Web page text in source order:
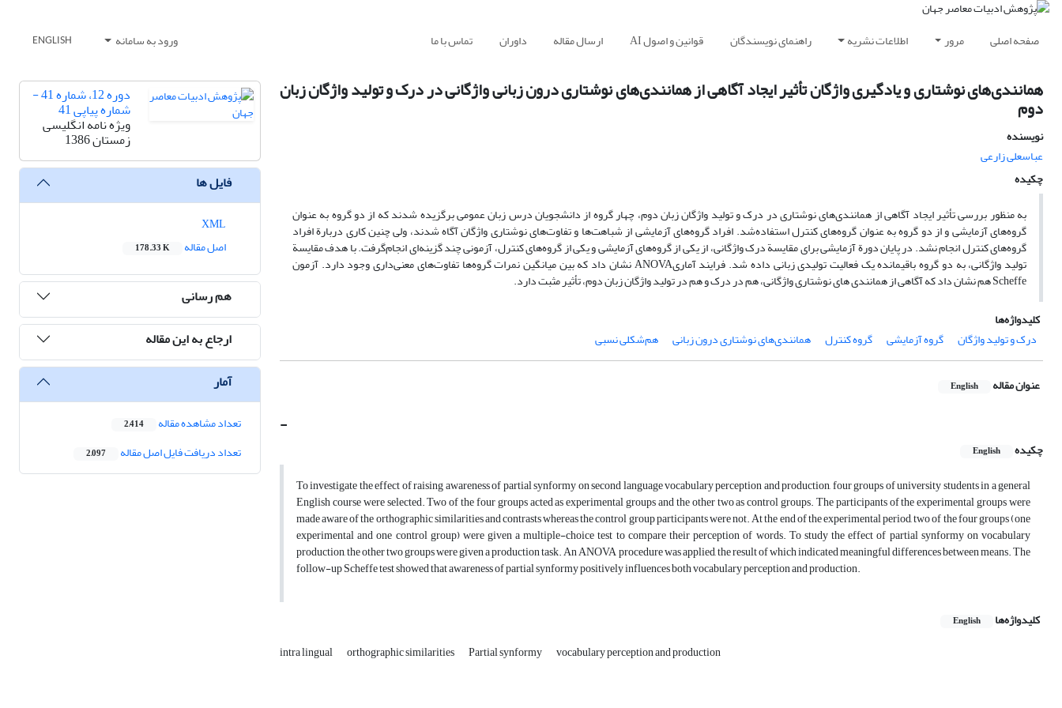
صفحه اصلی مرور اطلاعات نشریه راهنمای نویسندگان قوانین و اصول AI ارسال مقاله داوران تماس با ما ورود به سامانه ENGLISH
همانندی‌های نوشتاری و یادگیری واژگان تأثیر ایجاد آگاهی از همانندی‌های نوشتاری درون زبانی واژگانی در درک و تولید واژگان زبان
دوم
نویسنده
عباسعلی زارعی
چکیده
به منظور بررسی تأثیر ایجاد آگاهی از همانندی‌های نوشتاری در درک و تولید واژگان زبان دوم، چهار گروه از دانشجویان درس زبان عمومی برگزیده شدند که از دو گروه به عنوان
گروه‌های آزمایشی و از دو گروه به عنوان گروه‌های کنترل استفاده‌شد. افراد گروه‌های آزمایشی از شباهت‌ها و تفاوت‌های نوشتاری واژگان آگاه شدند، ولی چنین کاری دربارة افراد
گروه‌های کنترل انجام نشد. در پایان دورة آزمایشی برای مقایسة درک واژگانی، از یکی از گروه‌های آزمایشی و یکی از گروه‌های کنترل، آزمونی چند گزینه‌ای انجام‌گرفت. با هدف مقایسة
تولید واژگانی، به دو گروه باقیمانده یک فعالیت تولیدی زبانی داده شد. فرایند آماریANOVA نشان داد که بین میانگین نمرات گروه‌ها تفاوت‌های معنی‌داری وجود دارد. آزمون
Scheffe هم نشان داد که آگاهی از همانندی های نوشتاری واژگانی، هم در درک و هم در تولید واژگان زبان دوم، تأثیر مثبت دارد.
کلیدواژه‌ها
درک و تولید واژگان
گروه آزمایشی گروه کنترل همانندی‌های نوشتاری درون زبانی هم‌شکلی نسبی
عنوان مقاله English
-
چکیده English
To investigate the effect of raising awareness of partial synformy on second language vocabulary perception and production, four groups of university students in a general
English course were selected. Two of the four groups acted as experimental groups and the other two as control groups. The participants of the experimental groups were
made aware of the orthographic similarities and contrasts whereas the control group participants were not. At the end of the experimental period, two of the four groups (one
experimental and one control group) were given a multiple-choice test to compare their perception of words. To study the effect of partial synformy on vocabulary
production, the other two groups were given a production task. An ANOVA procedure was applied, the result of which indicated meaningful differences between means. The
follow-up Scheffe test showed that awareness of partial synformy positively influences both vocabulary perception and production.
کلیدواژه‌ها English
intra lingual orthographic similarities Partial synformy vocabulary perception and production
دوره 12، شماره 41 -
شماره پیاپی 41
ویژه نامه انگلیسی
زمستان 1386
فایل ها
اصل مقاله
178.33 K
هم رسانی
ارجاع به این مقاله
آمار
تعداد مشاهده مقاله 2,414
تعداد دریافت فایل اصل مقاله 2,097